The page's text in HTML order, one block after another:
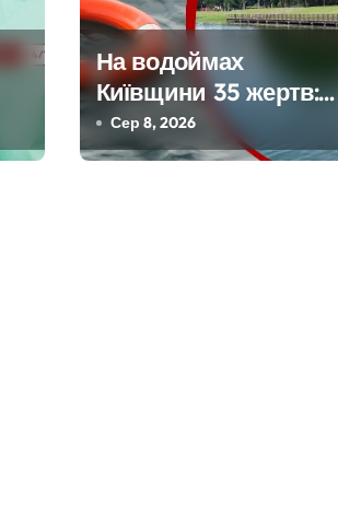
На водоймах
Київщини 35 жертв:
рятувальники
тривожаться через
Сер 8, 2026